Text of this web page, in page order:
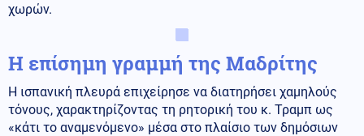
χωρών.
Η επίσημη γραμμή της Μαδρίτης
Η ισπανική πλευρά επιχείρησε να διατηρήσει χαμηλούς
τόνους, χαρακτηρίζοντας τη ρητορική του κ. Τραμπ ως
«κάτι το αναμενόμενο» μέσα στο πλαίσιο των δημόσιων